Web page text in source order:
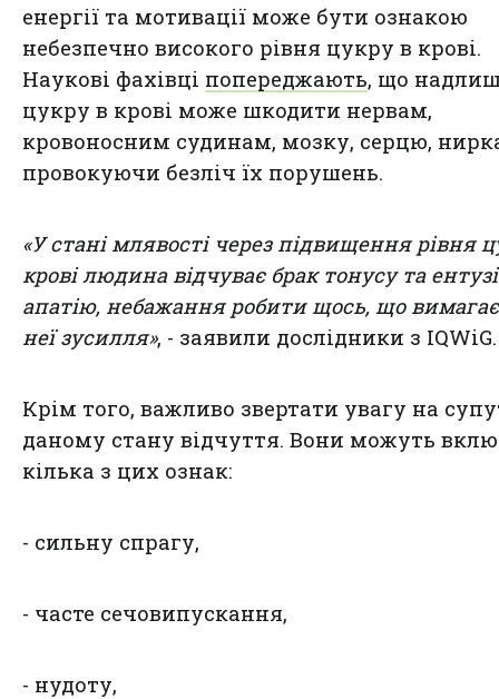
енергії та мотивації може бути ознакою
небезпечно високого рівня цукру в крові.
Наукові фахівці попереджають, що
цукру в крові може шкодити нервам,
кровоносним судинам, мозку, серцю,
провокуючи безліч їх порушень.
«У стані млявості через підвищення рівня
крові людина відчуває брак тонусу та
апатію, небажання робити щось, що вимагає
неї зусилля», - заявили дослідники з IQWiG.
Крім того, важливо звертати увагу на
даному стану відчуття. Вони можуть
кілька з цих ознак:
- сильну спрагу,
- часте сечовипускання,
- нудоту,